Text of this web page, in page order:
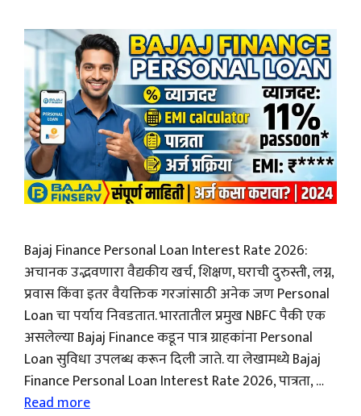
Bajaj Finance Personal Loan Interest Rate 2026:
अचानक उद्भवणारा वैद्यकीय खर्च, शिक्षण, घराची दुरुस्ती, लग्न,
प्रवास किंवा इतर वैयक्तिक गरजांसाठी अनेक जण Personal
Loan चा पर्याय निवडतात. भारतातील प्रमुख NBFC पैकी एक
असलेल्या Bajaj Finance कडून पात्र ग्राहकांना Personal
Loan सुविधा उपलब्ध करून दिली जाते. या लेखामध्ये Bajaj
Finance Personal Loan Interest Rate 2026, पात्रता, …
Read more